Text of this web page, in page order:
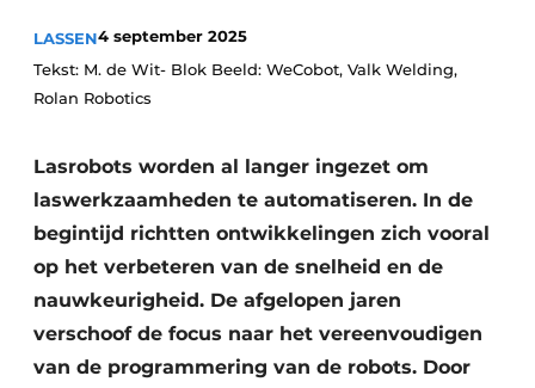
Vacature aanmelden
Vacatures
Video’s
LASSEN4 september 2025
Tekst: M. de Wit- Blok Beeld: WeCobot, Valk Welding,
Rolan Robotics
Lasrobots worden al langer ingezet om
laswerkzaamheden te automatiseren. In de
begintijd richtten ontwikkelingen zich vooral
op het verbeteren van de snelheid en de
nauwkeurigheid. De afgelopen jaren
verschoof de focus naar het vereenvoudigen
van de programmering van de robots. Door